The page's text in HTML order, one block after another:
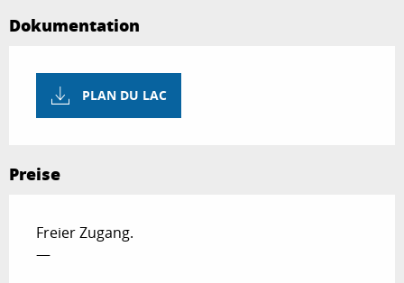
Dokumentation
PLAN DU LAC
Preise
Freier Zugang.
—